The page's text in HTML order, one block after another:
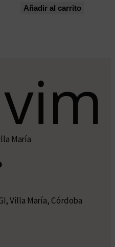
Añadir al carrito
María
Villa María, Córdoba